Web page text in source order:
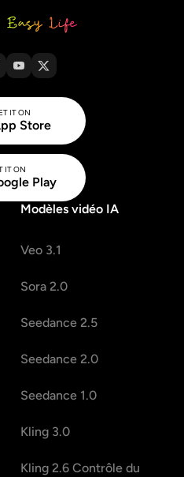
IT ON
Store
IT ON
Play
Modèles vidéo IA
Veo 3.1
Sora 2.0
Seedance 2.5
Seedance 2.0
Seedance 1.0
Kling 3.0
Kling 2.6 Contrôle du